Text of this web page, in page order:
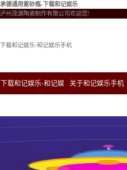
承德通用紫砂瓶-下载和记娱乐
泸州茂源陶瓷制作有限公司欢迎您!
下载和记娱乐-和记娱乐手机
下载和记娱乐-和记娱 关于和记娱乐手机